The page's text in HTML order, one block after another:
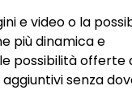
e video o la
più dinamica e
possibilità offerte
senza